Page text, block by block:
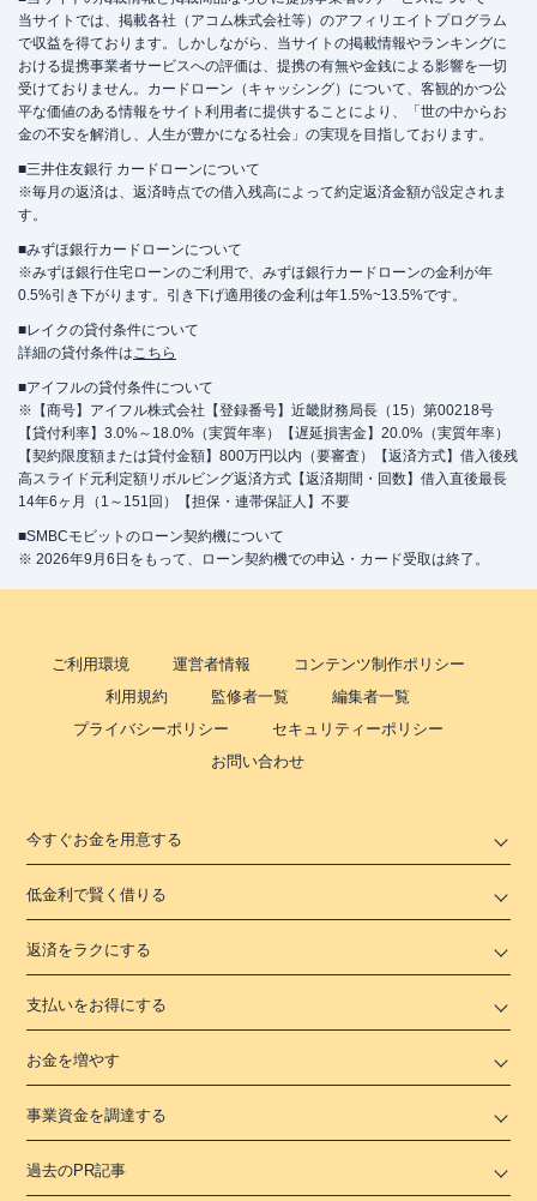
当サイトでは、掲載各社（アコム株式会社等）のアフィリエイトプログラム
で収益を得ております。しかしながら、当サイトの掲載情報やランキングに
おける提携事業者サービスへの評価は、提携の有無や金銭による影響を一切
受けておりません。カードローン（キャッシング）について、客観的かつ公
平な価値のある情報をサイト利用者に提供することにより、「世の中からお
金の不安を解消し、人生が豊かになる社会」の実現を目指しております。
■三井住友銀行 カードローンについて
※毎月の返済は、返済時点での借入残高によって約定返済金額が設定されま
す。
■みずほ銀行カードローンについて
※みずほ銀行住宅ローンのご利用で、みずほ銀行カードローンの金利が年
0.5%引き下がります。引き下げ適用後の金利は年1.5%~13.5%です。
■レイクの貸付条件について
詳細の貸付条件はこちら
■アイフルの貸付条件について
※【商号】アイフル株式会社【登録番号】近畿財務局長（15）第00218号
【貸付利率】3.0%～18.0%（実質年率）【遅延損害金】20.0%（実質年率）
【契約限度額または貸付金額】800万円以内（要審査）【返済方式】借入後残
高スライド元利定額リボルビング返済方式【返済期間・回数】借入直後最長
14年6ヶ月（1～151回）【担保・連帯保証人】不要
■SMBCモビットのローン契約機について
※ 2026年9月6日をもって、ローン契約機での申込・カード受取は終了。
ご利用環境 運営者情報
コンテンツ制作ポリシー
利用規約
監修者一覧
編集者一覧
プライバシーポリシー
セキュリティーポリシー
お問い合わせ
今すぐお金を用意する
低金利で賢く借りる
返済をラクにする
支払いをお得にする
お金を増やす
事業資金を調達する
過去のPR記事